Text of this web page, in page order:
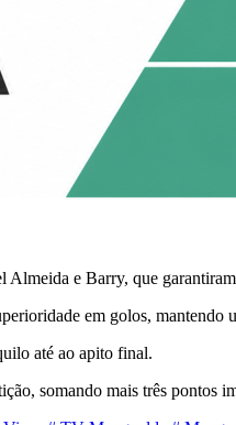
e Barry, que
em golos, mantendo
até ao apito final.
somando mais três pontos